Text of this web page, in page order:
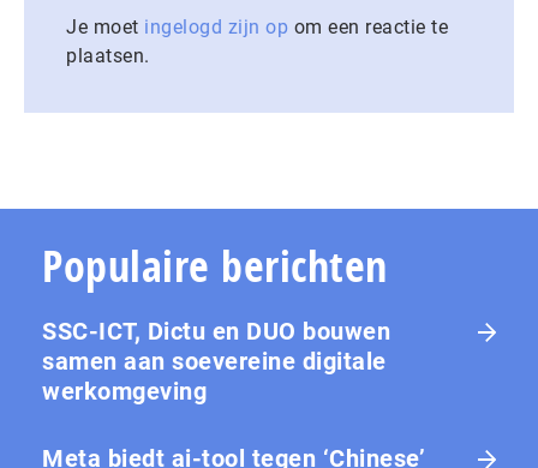
Je moet ingelogd zijn op om een reactie te
plaatsen.
Populaire berichten
SSC-ICT, Dictu en DUO bouwen
samen aan soevereine digitale
werkomgeving
Meta biedt ai-tool tegen ‘Chinese’